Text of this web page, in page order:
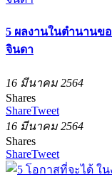
5 ผลงานในตำนานข
จินดา
16 มีนาคม 2564
Shares
ShareTweet
16 มีนาคม 2564
Shares
ShareTweet